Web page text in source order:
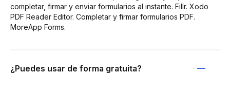
completar, firmar y enviar formularios al instante. Fillr. Xodo
PDF Reader Editor. Completar y firmar formularios PDF.
MoreApp Forms.
¿Puedes usar de forma gratuita?